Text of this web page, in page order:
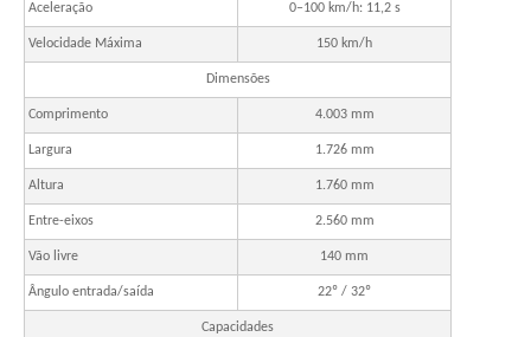
Aceleração 0–100 km/h: 11,2 s
Velocidade Máxima 150 km/h
Dimensões
Comprimento 4.003 mm
Largura 1.726 mm
Altura 1.760 mm
Entre-eixos 2.560 mm
Vão livre 140 mm
Ângulo entrada/saída 22º / 32º
Capacidades